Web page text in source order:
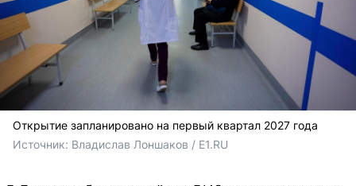
Открытие запланировано на первый квартал 2027 года
Источник: Владислав Лоншаков / E1.RU